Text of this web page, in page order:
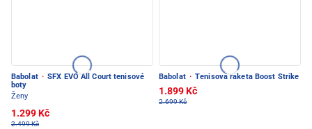
Babolat · SFX EVO All Court tenisové
boty
Ženy
1.299 Kč
2.499 Kč
Babolat · Tenisová raketa Boost Strike
1.899 Kč
2.699 Kč